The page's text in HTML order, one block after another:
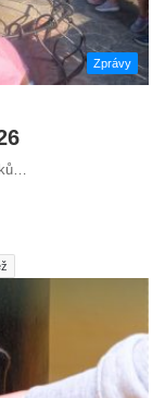
Zprávy